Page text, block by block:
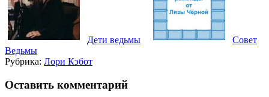
Дети ведьмы
Совет
Ведьмы
Рубрика: Лори Кэбот
Оставить комментарий